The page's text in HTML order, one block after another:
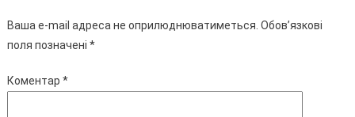
Ваша e-mail адреса не оприлюднюватиметься. Обов’язкові
поля позначені *
Коментар *